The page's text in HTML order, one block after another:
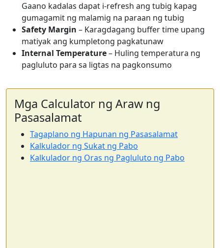
Gaano kadalas dapat i-refresh ang tubig kapag
gumagamit ng malamig na paraan ng tubig
Safety Margin – Karagdagang buffer time upang
matiyak ang kumpletong pagkatunaw
Internal Temperature– Huling temperatura ng
pagluluto para sa ligtas na pagkonsumo
Mga Calculator ng Araw ng
Pasasalamat
Tagaplano ng Hapunan ng Pasasalamat
Kalkulador ng Sukat ng Pabo
Kalkulador ng Oras ng Pagluluto ng Pabo